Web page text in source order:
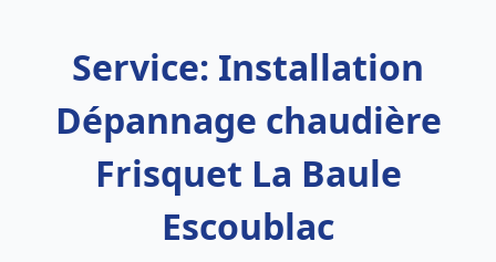
Service: Installation
Dépannage chaudière
Frisquet La Baule
Escoublac